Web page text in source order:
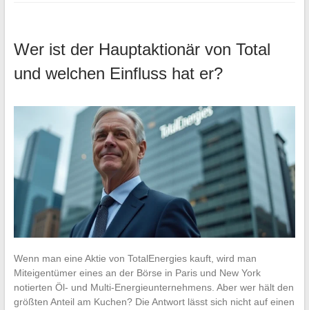
Wer ist der Hauptaktionär von Total
und welchen Einfluss hat er?
Wenn man eine Aktie von TotalEnergies kauft, wird man
Miteigentümer eines an der Börse in Paris und New York
notierten Öl- und Multi-Energieunternehmens. Aber wer hält den
größten Anteil am Kuchen? Die Antwort lässt sich nicht auf einen